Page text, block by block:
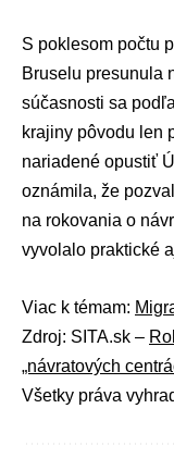
S poklesom počtu
Bruselu presunula
súčasnosti sa
krajiny pôvodu len
nariadené opustiť
oznámila, že
na rokovania o
vyvolalo praktické
Viac k témam:
Zdroj: SITA.sk –
„návratových
Všetky práva